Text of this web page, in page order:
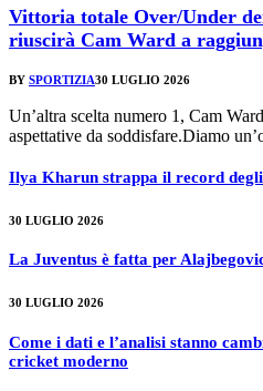
Vittoria totale Over/Under
riuscirà Cam Ward a
BY SPORTIZIA30 LUGLIO 2026
Un’altra scelta numero 1, Cam
aspettative da soddisfare.Diamo
Ilya Kharun strappa il record
30 LUGLIO 2026
La Juventus è fatta per
30 LUGLIO 2026
Come i dati e l’analisi stanno
cricket moderno